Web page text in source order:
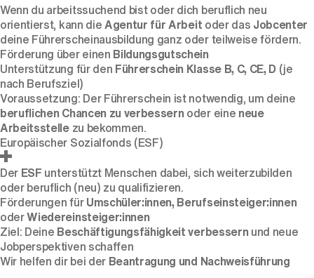
Wenn du arbeitssuchend bist oder dich beruflich neu
orientierst, kann dieAgentur für Arbeit oder das Jobcenter
deine Führerscheinausbildung ganz oder teilweise fördern.
Förderung über einen Bildungsgutschein
Unterstützung für den Führerschein Klasse B, C, CE, D (je
nach Berufsziel)
Voraussetzung: Der Führerschein ist notwendig, um deine
beruflichen Chancen zu verbessernoder eine neue
Arbeitsstellezu bekommen.
Europäischer Sozialfonds (ESF)
Der ESF unterstützt Menschen dabei, sich weiterzubilden
oder beruflich (neu) zu qualifizieren.
Förderungen fürUmschüler:innen, Berufseinsteiger:innen
oderWiedereinsteiger:innen
Ziel: Deine Beschäftigungsfähigkeit verbessernund neue
Jobperspektiven schaffen
Wir helfen dir bei der Beantragung und Nachweisführung